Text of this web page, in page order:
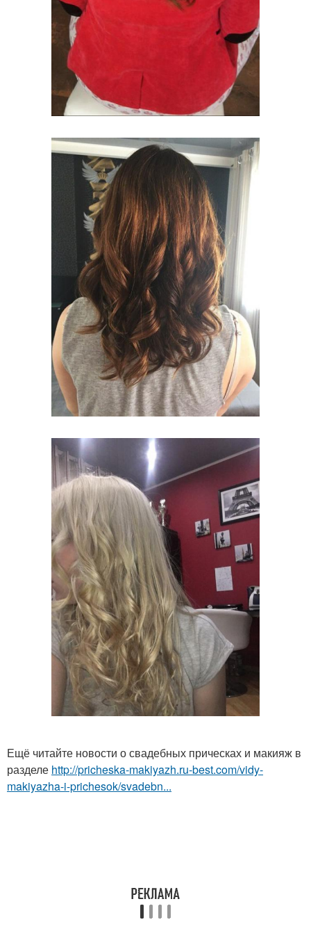
Ещё читайте новости о свадебных прическах и макияж в
разделе http://pricheska-makiyazh.ru-best.com/vidy-
makiyazha-i-prichesok/svadebn...